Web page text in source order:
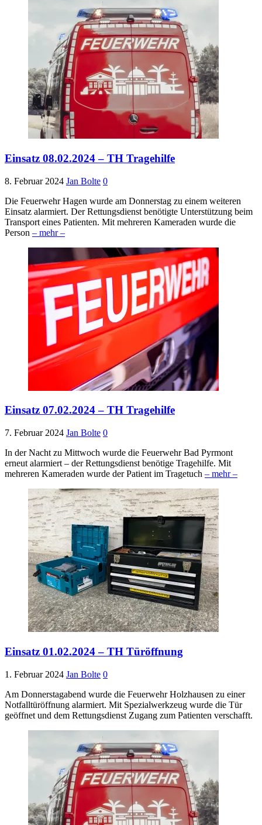
Einsatz 08.02.2024 – TH Tragehilfe
8. Februar 2024 Jan Bolte 0
Die Feuerwehr Hagen wurde am Donnerstag zu einem weiteren
Einsatz alarmiert. Der Rettungsdienst benötigte Unterstützung beim
Transport eines Patienten. Mit mehreren Kameraden wurde die
Person – mehr –
Einsatz 07.02.2024 – TH Tragehilfe
7. Februar 2024 Jan Bolte 0
In der Nacht zu Mittwoch wurde die Feuerwehr Bad Pyrmont
erneut alarmiert – der Rettungsdienst benötige Tragehilfe. Mit
mehreren Kameraden wurde der Patient im Tragetuch – mehr –
Einsatz 01.02.2024 – TH Türöffnung
1. Februar 2024 Jan Bolte 0
Am Donnerstagabend wurde die Feuerwehr Holzhausen zu einer
Notfalltüröffnung alarmiert. Mit Spezialwerkzeug wurde die Tür
geöffnet und dem Rettungsdienst Zugang zum Patienten verschafft.